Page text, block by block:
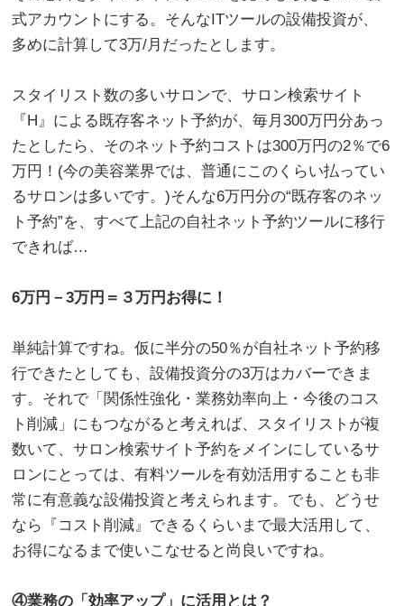
式アカウントにする。そんなITツールの設備投資が、
多めに計算して3万/月だったとします。
スタイリスト数の多いサロンで、サロン検索サイト
『H』による既存客ネット予約が、毎月300万円分あっ
たとしたら、そのネット予約コストは300万円の2％で6
万円！(今の美容業界では、普通にこのくらい払ってい
るサロンは多いです。)そんな6万円分の“既存客のネッ
ト予約”を、すべて上記の自社ネット予約ツールに移行
できれば…
6万円－3万円＝３万円お得に！
単純計算ですね。仮に半分の50％が自社ネット予約移
行できたとしても、設備投資分の3万はカバーできま
す。それで「関係性強化・業務効率向上・今後のコス
ト削減」にもつながると考えれば、スタイリストが複
数いて、サロン検索サイト予約をメインにしているサ
ロンにとっては、有料ツールを有効活用することも非
常に有意義な設備投資と考えられます。でも、どうせ
なら『コスト削減』できるくらいまで最大活用して、
お得になるまで使いこなせると尚良いですね。
④業務の「効率アップ」に活用とは？